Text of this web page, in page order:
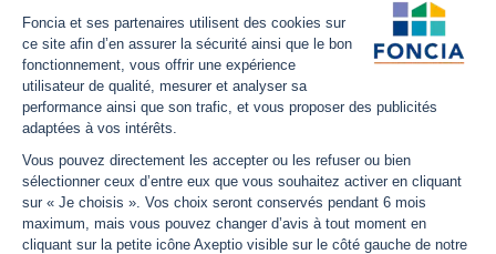
Sécurité informatique
Déclaration d'accessibilité
Infos utiles
Nous contacter
Estimation bien immobilier
Estimation loyer
Actualités
Nous suivre
Facebook
LinkedIn
YouTube